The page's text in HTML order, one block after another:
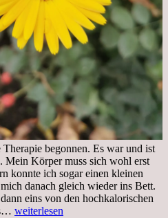
begonnen. Es war und ist
Mein Körper muss sich wohl erst
konnte ich sogar einen kleinen
danach gleich wieder ins Bett.
eins von den hochkalorischen
Freitag,
weiterlesen